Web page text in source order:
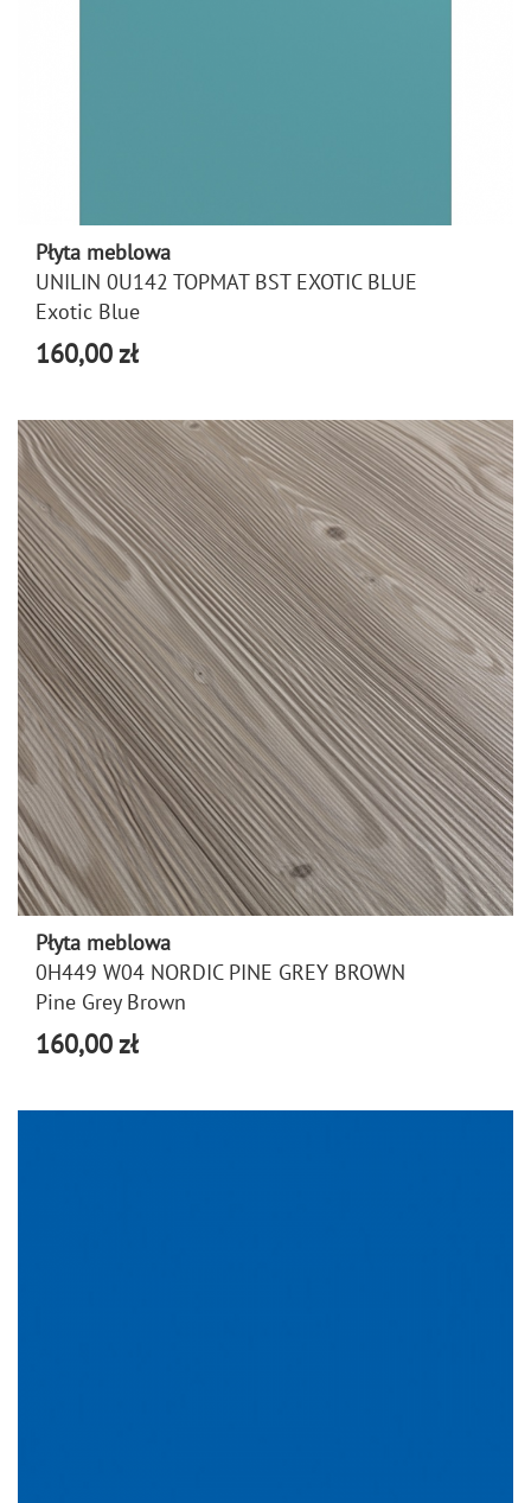
Płyta meblowa
UNILIN 0U142 TOPMAT BST EXOTIC BLUE
Exotic Blue
160,00 zł
Płyta meblowa
0H449 W04 NORDIC PINE GREY BROWN
Pine Grey Brown
160,00 zł